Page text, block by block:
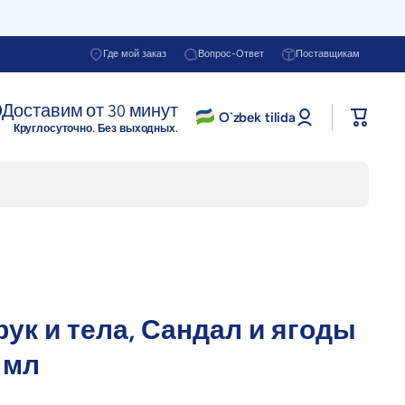
Где мой заказ Вопрос-Ответ Поставщикам
Доставим от 30 минут
Круглосуточно. Без выходных.
O`zbek tilida
Войти в
профиль
Корзина
и тела, Сандал и ягоды